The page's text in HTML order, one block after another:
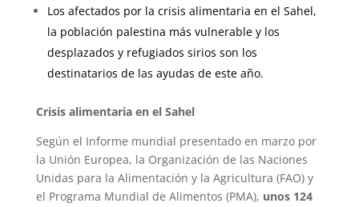
Los afectados por la crisis alimentaria en el Sahel,
la población palestina más vulnerable y los
desplazados y refugiados sirios son los
destinatarios de las ayudas de este año.
Crisis alimentaria en el Sahel
Según el Informe mundial presentado en marzo por
la Unión Europea, la Organización de las Naciones
Unidas para la Alimentación y la Agricultura (FAO) y
el Programa Mundial de Alimentos (PMA), unos 124